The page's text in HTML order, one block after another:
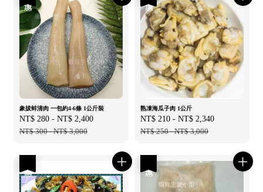
象拔蚌清肉 一包約4-6條 1公斤裝
Sale
price
NT$ 280 - NT$ 2,400
NT$ 300-NT$ 3,000
熟凍海瓜子肉 1公斤
Sale
price
NT$ 210 - NT$ 2,340
NT$ 250-NT$ 3,000